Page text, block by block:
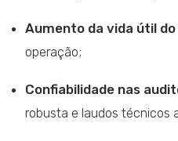
Aumento da vida útil
operação;
Confiabilidade nas
robusta e laudos técnicos